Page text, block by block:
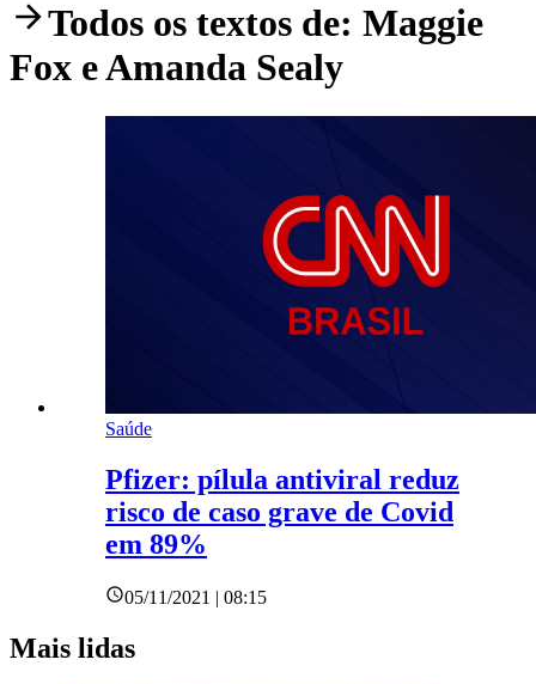
Todos os textos de: Maggie
Fox e Amanda Sealy
Saúde
Pfizer: pílula antiviral reduz
risco de caso grave de Covid
em 89%
05/11/2021 | 08:15
Mais lidas